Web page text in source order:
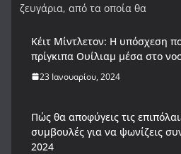
ζευγάρια, από τα οποία θα
Κέιτ Μίντλετον: Η υπόσχεση
πρίγκιπα Ουίλιαμ μέσα στο
23 Ιανουαρίου, 2024
Πώς θα αποφύγεις τις
συμβουλές για να ψωνίζεις
2024